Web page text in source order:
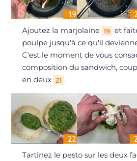
Ajoutez la marjolaine 19 et
poulpe jusqu'à ce qu'il
C'est le moment de vous
composition du sandwich,
en deux 21 .
Tartinez le pesto sur les deux